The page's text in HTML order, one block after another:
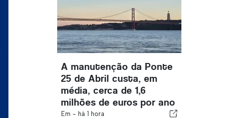
A manutenção da Ponte
25 de Abril custa, em
média, cerca de 1,6
milhões de euros por ano
Em - há 1 hora